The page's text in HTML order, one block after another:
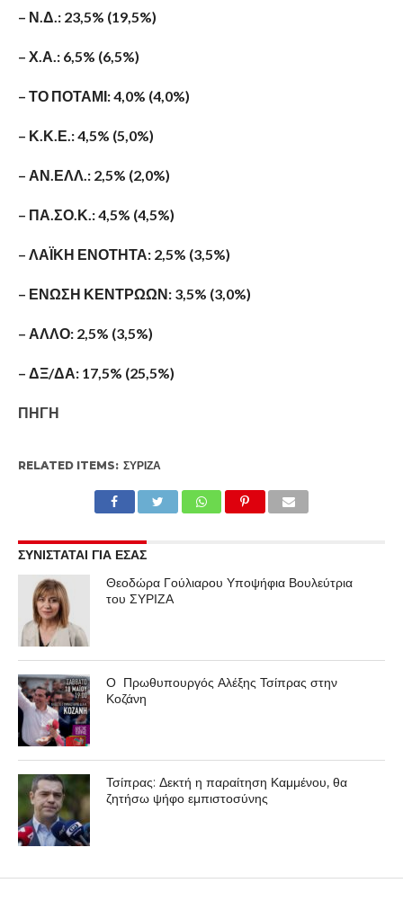
– Ν.Δ.: 23,5% (19,5%)
– Χ.Α.: 6,5% (6,5%)
– ΤΟ ΠΟΤΑΜΙ: 4,0% (4,0%)
– Κ.Κ.Ε.: 4,5% (5,0%)
– ΑΝ.ΕΛΛ.: 2,5% (2,0%)
– ΠΑ.ΣΟ.Κ.: 4,5% (4,5%)
– ΛΑΪΚΗ ΕΝΟΤΗΤΑ: 2,5% (3,5%)
– ΕΝΩΣΗ ΚΕΝΤΡΩΩΝ: 3,5% (3,0%)
– ΑΛΛΟ: 2,5% (3,5%)
– ΔΞ/ΔΑ: 17,5% (25,5%)
ΠΗΓΗ
RELATED ITEMS: ΣΥΡΙΖΑ
ΣΥΝΙΣΤΑΤΑΙ ΓΙΑ ΕΣΑΣ
Θεοδώρα Γούλιαρου Υποψήφια Βουλεύτρια
του ΣΥΡΙΖΑ
Ο Πρωθυπουργός Αλέξης Τσίπρας στην
Κοζάνη
Τσίπρας: Δεκτή η παραίτηση Καμμένου, θα
ζητήσω ψήφο εμπιστοσύνης